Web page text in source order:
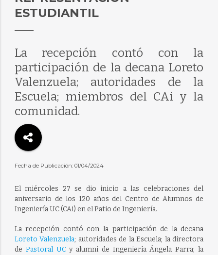
ESTUDIANTIL
La recepción contó con la
participación de la decana Loreto
Valenzuela; autoridades de la
Escuela; miembros del CAi y la
comunidad.
Fecha de Publicación: 01/04/2024
El miércoles 27 se dio inicio a las celebraciones del
aniversario de los 120 años del Centro de Alumnos de
Ingeniería UC (CAi) en el Patio de Ingeniería.
La recepción contó con la participación de la decana
Loreto Valenzuela; autoridades de la Escuela; la directora
de Pastoral UCy alumni de Ingeniería Ángela Parra; la